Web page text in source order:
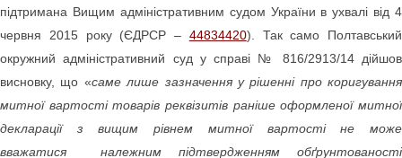
підтримана Вищим адміністративним судом України в ухвалі від 4
червня 2015 року (ЄДРСР – 44834420). Так само Полтавський
окружний адміністративний суд у справі № 816/2913/14 дійшов
висновку, що «саме лише зазначення у рішенні про коригування
митної вартості товарів реквізитів раніше оформленої митної
декларації з вищим рівнем митної вартості не може
вважатися належним підтвердженням обґрунтованості